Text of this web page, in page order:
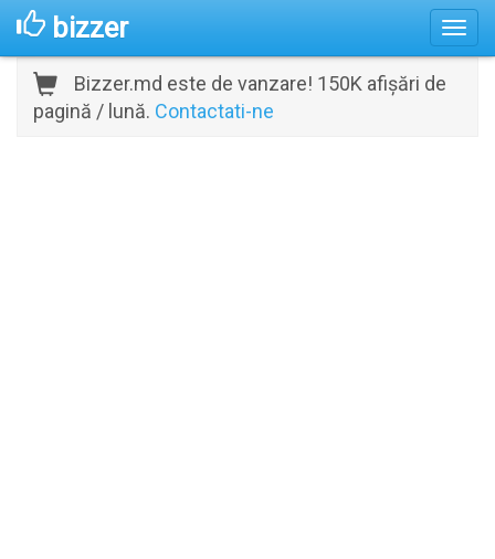
bizzer
Bizzer.md este de vanzare! 150K afișări de
pagină / lună. Contactati-ne